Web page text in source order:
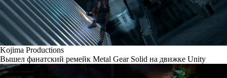
Kojima Productions
Вышел фанатский ремейк Metal Gear Solid на движке Unity